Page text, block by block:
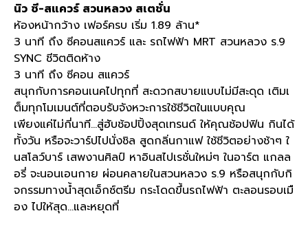
นิว ซี-สแควร์ สวนหลวง สเตชั่น
ห้องหน้ากว้าง เฟอร์ครบ เริ่ม 1.89 ล้าน*
3 นาที ถึง ซีคอนสแควร์ และ รถไฟฟ้า MRT สวนหลวง ร.9
SYNC ชีวิตติดห้าง
3 นาที ถึง ซีคอน สแควร์
สนุกกับการคอนเนคไปทุกที่ สะดวกสบายแบบไม่มีสะดุด เติมเ
ต็มทุกโมเมนต์ที่ตอบรับจังหวะการใช้ชีวิตในแบบคุณ
เพียงแค่ไม่กี่นาที…สู่ฮับช้อปปิ้งสุดเทรนด์ ให้คุณช้อปฟิน กินได้
ทั้งวัน หรือจะวาร์ปไปนั่งชิล สูดกลิ่นกาแฟ ใช้ชีวิตอย่างช้าๆ ใ
นสโลว์บาร์ เสพงานศิลป์ หาอินสไปเรชั่นใหม่ๆ ในอาร์ต แกลล
อรี่ จะนอนเอนกาย ผ่อนคลายในสวนหลวง ร.9 หรือสนุกกับกิ
จกรรมทางน้ำสุดเอ็กซ์ตรีม กระโดดขึ้นรถไฟฟ้า ตะลอนรอบเมื
อง ไปให้สุด…และหยุดที่